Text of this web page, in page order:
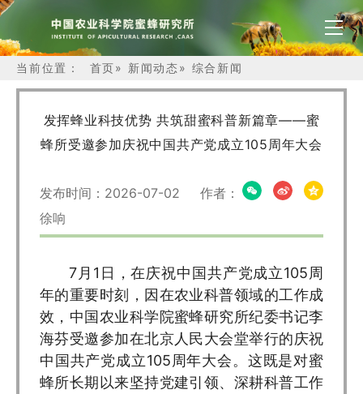
当前位置： 首页» 新闻动态» 综合新闻
发挥蜂业科技优势 共筑甜蜜科普新篇章——蜜
蜂所受邀参加庆祝中国共产党成立105周年大会
发布时间：2026-07-02 作者：
徐响
7月1日，在庆祝中国共产党成立105周
年的重要时刻，因在农业科普领域的工作成
效，中国农业科学院蜜蜂研究所纪委书记李
海芬受邀参加在北京人民大会堂举行的庆祝
中国共产党成立105周年大会。这既是对蜜
蜂所长期以来坚持党建引领、深耕科普工作